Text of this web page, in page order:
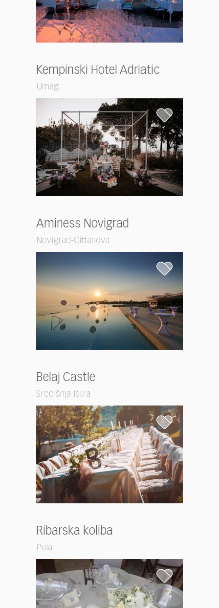
Kempinski Hotel Adriatic
Umag
Aminess Novigrad
Novigrad-Cittanova
Belaj Castle
Središnja Istra
Ribarska koliba
Pula